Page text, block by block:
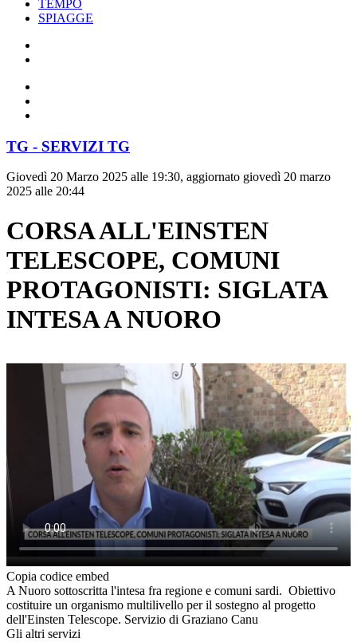
TEMPO
SPIAGGE
TG - SERVIZI TG
Giovedì 20 Marzo 2025 alle 19:30, aggiornato giovedì 20 marzo
2025 alle 20:44
CORSA ALL'EINSTEN
TELESCOPE, COMUNI
PROTAGONISTI: SIGLATA
INTESA A NUORO
Copia codice embed
A Nuoro sottoscritta l'intesa fra regione e comuni sardi. Obiettivo
costituire un organismo multilivello per il sostegno al progetto
dell'Einsten Telescope. Servizio di Graziano Canu
Gli altri servizi